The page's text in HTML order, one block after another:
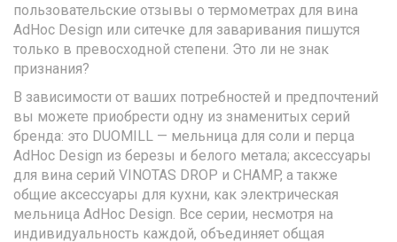
пользовательские отзывы о термометрах для вина
AdHoc Design или ситечке для заваривания пишутся
только в превосходной степени. Это ли не знак
признания?
В зависимости от ваших потребностей и предпочтений
вы можете приобрести одну из знаменитых серий
бренда: это DUOMILL — мельница для соли и перца
AdHoc Design из березы и белого метала; аксессуары
для вина серий VINOTAS DROP и CHAMP, а также
общие аксессуары для кухни, как электрическая
мельница AdHoc Design. Все серии, несмотря на
индивидуальность каждой, объединяет общая